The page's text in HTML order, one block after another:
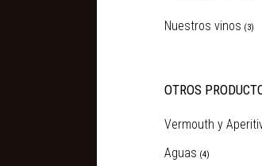
Nuestros vinos (3)
OTROS
Vermouth y
Aguas (4)